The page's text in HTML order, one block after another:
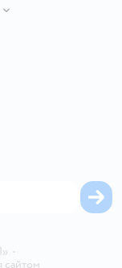
cookie
•
сайтом